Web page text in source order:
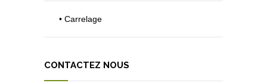
• Carrelage
CONTACTEZ NOUS